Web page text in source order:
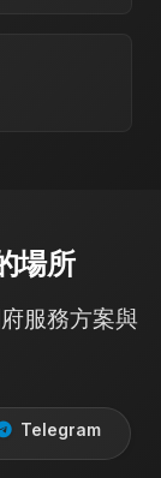
場所
服務方案與
Telegram